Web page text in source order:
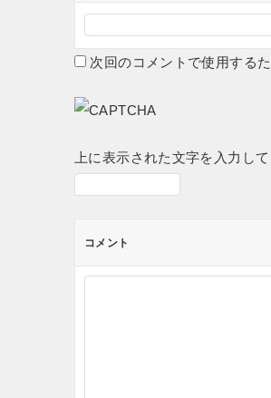
次回のコメントで使用する
上に表示された文字を入力して
コメント